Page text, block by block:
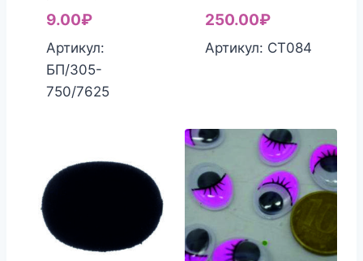
9.00₽
Артикул:
БП/305-
750/7625
250.00₽
Артикул: СТ084